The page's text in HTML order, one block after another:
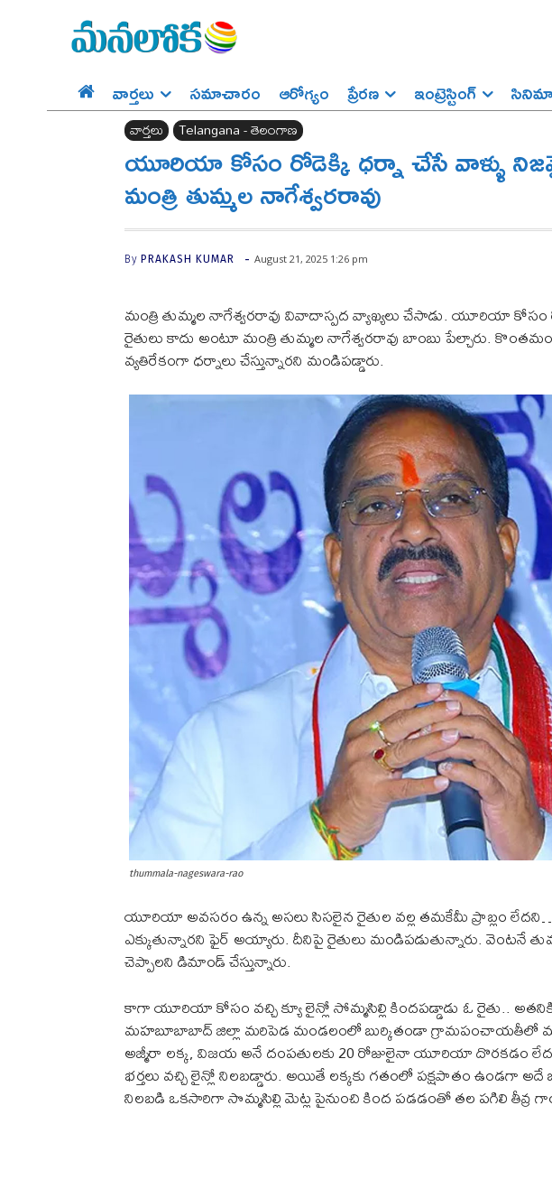
వార్తలు సమాచారం ఆరోగ్యం ప్రేర‌ణ‌ ఇంట్రెస్టింగ్‌ సినిమా
వార్తలు Telangana - తెలంగాణ
యూరియా కోసం రోడెక్కి ధర్నా చేసే వాళ్ళు
మంత్రి తుమ్మల నాగేశ్వరరావు
By PRAKASH KUMAR - August 21, 2025 1:26 pm
మంత్రి తుమ్మల నాగేశ్వరరావు వివాదాస్పద వ్యాఖ్యలు చేసాడు. యూరియా
రైతులు కాదు అంటూ మంత్రి తుమ్మల నాగేశ్వరరావు బాంబు పేల్చారు.
వ్యతిరేకంగా ధర్నాలు చేస్తున్నారని మండిపడ్డారు.
thummala-nageswara-rao
యూరియా అవసరం ఉన్న అసలు సిసలైన రైతుల వల్ల తమకేమీ ప్రాబ్లం
ఎక్కుతున్నారని ఫైర్ అయ్యారు. దీనిపై రైతులు మండిపడుతున్నారు. వెంటనే
చెప్పాలని డిమాండ్ చేస్తున్నారు.
కాగా యూరియా కోసం వచ్చి క్యూ లైన్లో సోమ్మసిల్లి కిందపడ్డాడు ఓ రైతు..
మహబూబాబాద్ జిల్లా మరిపెడ మండలంలో బుర్కితండా గ్రామపంచాయతీలో
అజ్మీరా లక్క, విజయ అనే దంపతులకు 20 రోజులైనా యూరియా దొరకడం
భర్తలు వచ్చి లైన్లో నిలబడ్డారు. అయితే లక్కకు గతంలో పక్షపాతం
నిలబడి ఒకసారిగా సొమ్మసిల్లి మెట్ల పైనుంచి కింద పడడంతో తల పగిలి